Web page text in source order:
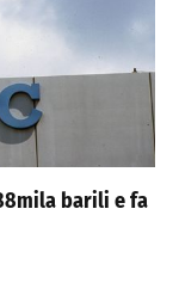
barili e fa